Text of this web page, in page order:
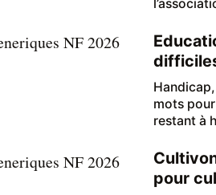
mots
restant à
pour